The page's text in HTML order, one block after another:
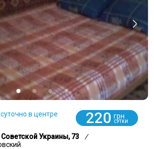
в центре 220 грн
СУТКИ
Советской Украины, 73
/